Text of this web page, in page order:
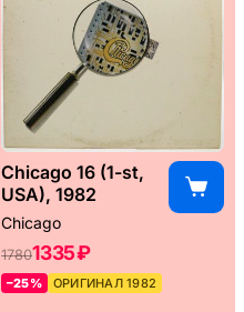
Chicago 16 (1-st,
USA), 1982
Chicago
17801335 ₽
–25% ОРИГИНАЛ 1982